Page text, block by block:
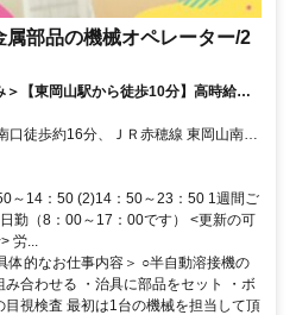
属部品の機械オペレーター/2
＞【東岡山駅から徒歩10分】高時給で
口徒歩約16分、ＪＲ赤穂線 東岡山南口
（岡山県）北口徒歩約26分 東岡山駅
～14：50 (2)14：50～23：50 1週間ご
勤（8：00～17：00です） <更新の可
労...
体的なお仕事内容＞ ○半自動溶接機の
合わせる ・治具に部品をセット ・ボ
視検査 最初は1台の機械を担当して頂